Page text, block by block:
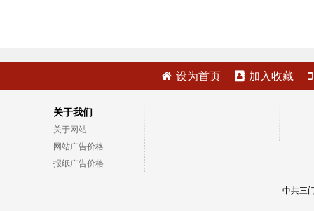
设为首页 加入收藏
关于我们
关于网站
网站广告价格
报纸广告价格
中共三